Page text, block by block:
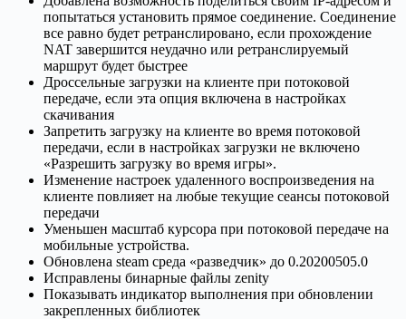
попытаться установить прямое соединение. Соединение
все равно будет ретранслировано, если прохождение
NAT завершится неудачно или ретранслируемый
маршрут будет быстрее
Дроссельные загрузки на клиенте при потоковой
передаче, если эта опция включена в настройках
скачивания
Запретить загрузку на клиенте во время потоковой
передачи, если в настройках загрузки не включено
«Разрешить загрузку во время игры».
Изменение настроек удаленного воспроизведения на
клиенте повлияет на любые текущие сеансы потоковой
передачи
Уменьшен масштаб курсора при потоковой передаче на
мобильные устройства.
Обновлена steam среда «разведчик» до 0.20200505.0
Исправлены бинарные файлы zenity
Показывать индикатор выполнения при обновлении
закрепленных библиотек